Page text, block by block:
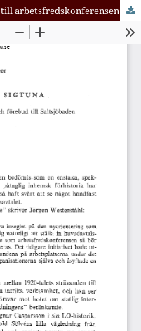
Arbetsfreden i Sigtuna. Bakgrund till arbetsfredskonferensen och förebud till Saltsjöbaden.